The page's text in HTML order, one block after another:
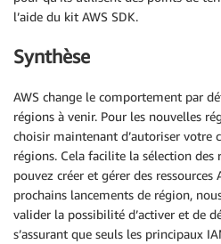
l’aide du kit AWS SDK.
Synthèse
AWS change le comportement par
régions à venir. Pour les nouvelles
choisir maintenant d’autoriser votre
régions. Cela facilite la sélection des
pouvez créer et gérer des ressources
prochains lancements de région,
valider la possibilité d’activer et de
s’assurant que seuls les principaux